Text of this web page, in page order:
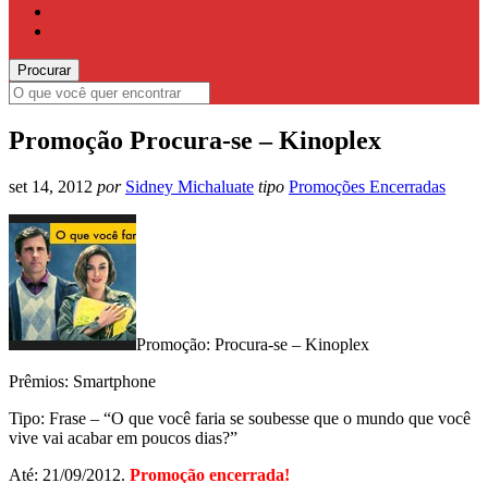
Promoção Procura-se – Kinoplex
set 14, 2012 por Sidney Michaluate tipo Promoções Encerradas
Promoção: Procura-se – Kinoplex
Prêmios: Smartphone
Tipo: Frase – “O que você faria se soubesse que o mundo que você
vive vai acabar em poucos dias?”
Até: 21/09/2012. Promoção encerrada!